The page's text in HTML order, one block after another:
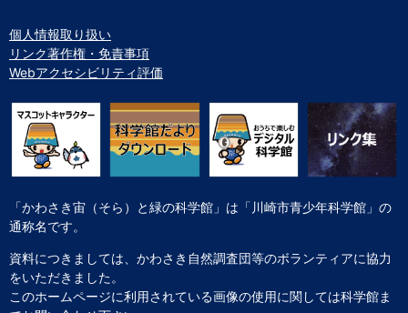
個人情報取り扱い
リンク著作権・免責事項
Webアクセシビリティ評価
「かわさき宙（そら）と緑の科学館」は「川崎市青少年科学館」の
通称名です。
資料につきましては、かわさき自然調査団等のボランティアに協力
をいただきました。
このホームページに利用されている画像の使用に関しては科学館ま